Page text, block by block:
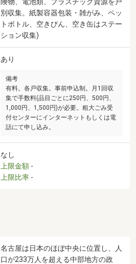
別収集。紙製容器包装・雑がみ、ペッ
トボトル、空きびん、空き缶はステー
ション収集)
あり
備考
有料。各戸収集。事前申込制。月1回収
集で手数料(品目ごとに250円、500円、
1,000円、1,500円)が必要。粗大ごみ受
付センターにインターネットもしくは電
話にて申し込み。
なし
上限金額 -
上限比率 -
名古屋は日本のほぼ中央に位置し、人
口が233万人を超える中部地方の政